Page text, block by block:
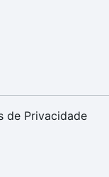
de Privacidade